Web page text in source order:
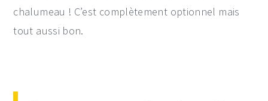
chalumeau ! C’est complètement optionnel mais
tout aussi bon.